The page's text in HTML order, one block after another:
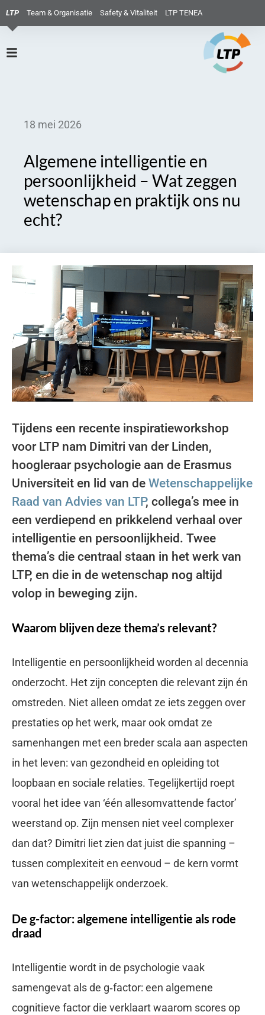
LTP Team & Organisatie Safety & Vitaliteit LTP TENEA
18 mei 2026
Algemene intelligentie en
persoonlijkheid – Wat zeggen
wetenschap en praktijk ons nu
echt?
Tijdens een recente inspiratieworkshop
voor LTP nam Dimitri van der Linden,
hoogleraar psychologie aan de Erasmus
Universiteit en lid van de Wetenschappelijke
Raad van Advies van LTP, collega’s mee in
een verdiepend en prikkelend verhaal over
intelligentie en persoonlijkheid. Twee
thema’s die centraal staan in het werk van
LTP, en die in de wetenschap nog altijd
volop in beweging zijn.
Waarom blijven deze thema’s relevant?
Intelligentie en persoonlijkheid worden al decennia
onderzocht. Het zijn concepten die relevant zijn én
omstreden. Niet alleen omdat ze iets zeggen over
prestaties op het werk, maar ook omdat ze
samenhangen met een breder scala aan aspecten
in het leven: van gezondheid en opleiding tot
loopbaan en sociale relaties. Tegelijkertijd roept
vooral het idee van ‘één allesomvattende factor’
weerstand op. Zijn mensen niet veel complexer
dan dat? Dimitri liet zien dat juist die spanning –
tussen complexiteit en eenvoud – de kern vormt
van wetenschappelijk onderzoek.
De g-factor: algemene intelligentie als rode
draad
Intelligentie wordt in de psychologie vaak
samengevat als de g‑factor: een algemene
cognitieve factor die verklaart waarom scores op